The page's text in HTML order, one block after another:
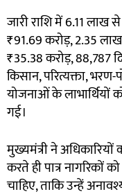
जारी राशि में 6.11 लाख
₹91.69 करोड़, 2.35
₹35.38 करोड़, 88,787
किसान, परित्यक्ता,
योजनाओं के लाभार्थियों
गई।
मुख्यमंत्री ने अधिकारियों
करते ही पात्र नागरिकों
चाहिए, ताकि उन्हें